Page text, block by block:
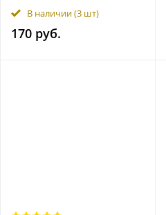
В наличии(3 шт)
170 руб.